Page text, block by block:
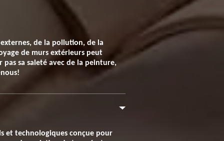
de la pollution, de la
de murs extérieurs peut
sa saleté avec de la peinture,
et technologiques conçue pour